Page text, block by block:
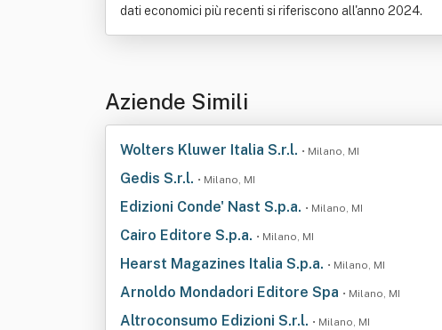
dati economici più recenti si riferiscono all'anno 2024.
Aziende Simili
Wolters Kluwer Italia S.r.l. • Milano, MI
Gedis S.r.l. • Milano, MI
Edizioni Conde' Nast S.p.a. • Milano, MI
Cairo Editore S.p.a. • Milano, MI
Hearst Magazines Italia S.p.a. • Milano, MI
Arnoldo Mondadori Editore Spa • Milano, MI
Altroconsumo Edizioni S.r.l. • Milano, MI